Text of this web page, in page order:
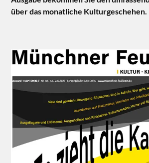
über das monatliche Kulturgeschehen.